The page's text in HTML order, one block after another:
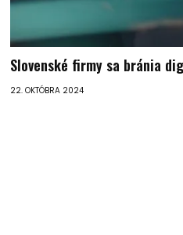
Slovenské firmy sa bránia
22. OKTÓBRA 2024